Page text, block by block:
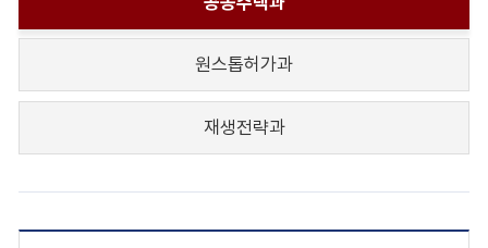
원스톱허가과
재생전략과